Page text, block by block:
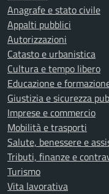
Anagrafe e stato civile
Appalti pubblici
Autorizzazioni
Catasto e urbanistica
Cultura e tempo libero
Educazione e
Giustizia e sicurezza
Imprese e commercio
Mobilità e trasporti
Salute, benessere e
Tributi, finanze e
Turismo
Vita lavorativa